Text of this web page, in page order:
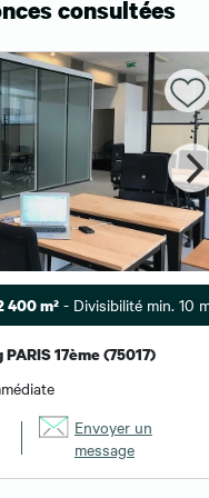
consultées
400 m² - Divisibilité min. 10
17ème (75017)
Envoyer un
message